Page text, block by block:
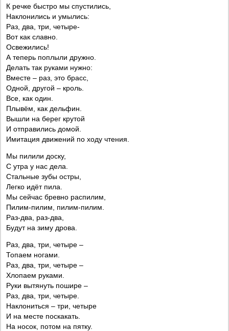
К речке быстро мы спустились,
Наклонились и умылись:
Раз, два, три, четыре-
Вот как славно.
Освежились!
А теперь поплыли дружно.
Делать так руками нужно:
Вместе – раз, это брасс,
Одной, другой – кроль.
Все, как один.
Плывём, как дельфин.
Вышли на берег крутой
И отправились домой.
Имитация движений по ходу чтения.
Мы пилили доску,
С утра у нас дела.
Стальные зубы остры,
Легко идёт пила.
Мы сейчас бревно распилим,
Пилим-пилим, пилим-пилим.
Раз-два, раз-два,
Будут на зиму дрова.
Раз, два, три, четыре –
Топаем ногами.
Раз, два, три, четыре –
Хлопаем руками.
Руки вытянуть пошире –
Раз, два, три, четыре.
Наклониться – три, четыре
И на месте поскакать.
На носок, потом на пятку.